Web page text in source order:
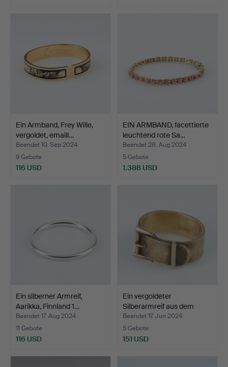
Ein Armband, Frey Wille,
vergoldet, emaill…
Beendet 10. Sep 2024
9 Gebote
116 USD
EIN ARMBAND, facettierte
leuchtend rote Sa…
Beendet 28. Aug 2024
5 Gebote
1.388 USD
Ein silberner Armreif,
Aarikka, Finnland 1…
Beendet 17. Aug 2024
11 Gebote
116 USD
Ein vergoldeter
Silberarmreif aus dem
spät…
Beendet 17. Jun 2024
5 Gebote
151 USD